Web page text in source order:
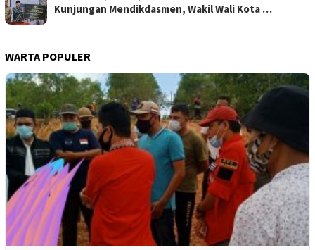
Kunjungan Mendikdasmen, Wakil Wali Kota …
WARTA POPULER